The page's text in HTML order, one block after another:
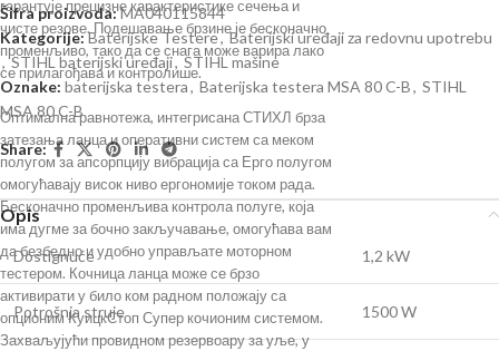
гарантује прецизне карактеристике сечења и
чисте резове. Подешавање брзине је бесконачно
променљиво, тако да се снага може варира лако
се прилагођава и контролише.
Оптимална равнотежа, интегрисана СТИХЛ брза
затезања ланца и оперативни систем са меком
полугом за апсорпцију вибрација са Ерго полугом
омогућавају висок ниво ергономије током рада.
Бесконачно променљива контрола полуге, која
има дугме за бочно закључавање, омогућава вам
да безбедно и удобно управљате моторном
тестером. Кочница ланца може се брзо
активирати у било ком радном положају са
опционим КуицкСтоп Супер кочионим системом.
Захваљујући провидном резервоару за уље, у
Šifra proizvoda:MA040115844
Kategorije:Baterijske Testere, Baterijski uređaji za redovnu upotrebu
, STIHL baterijski uređaji, STIHL mašine
Oznake: baterijska testera, Baterijska testera MSA 80 C-B, STIHL
MSA 80 C-B
Share:
Opis
Dostignuće 1,2 kW
Potrošnja struje 1500 W